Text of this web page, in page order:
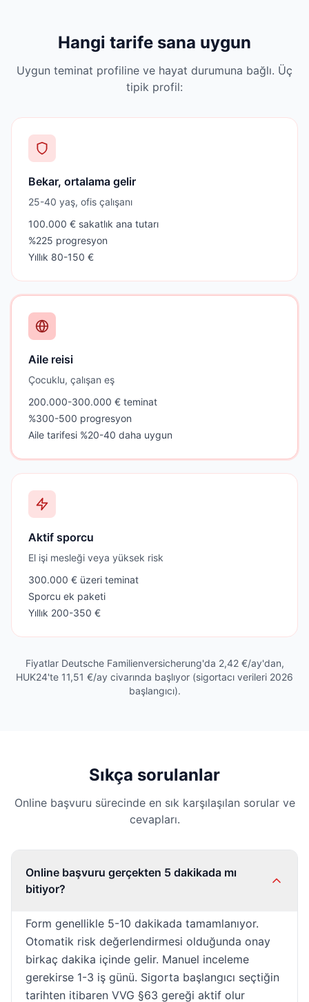
Hangi tarife sana uygun
Uygun teminat profiline ve hayat durumuna bağlı. Üç
tipik profil:
Bekar, ortalama gelir
25-40 yaş, ofis çalışanı
100.000 € sakatlık ana tutarı
%225 progresyon
Yıllık 80-150 €
Aile reisi
Çocuklu, çalışan eş
200.000-300.000 € teminat
%300-500 progresyon
Aile tarifesi %20-40 daha uygun
Aktif sporcu
El işi mesleği veya yüksek risk
300.000 € üzeri teminat
Sporcu ek paketi
Yıllık 200-350 €
Fiyatlar Deutsche Familienversicherung'da 2,42 €/ay'dan,
HUK24'te 11,51 €/ay civarında başlıyor (sigortacı verileri 2026
başlangıcı).
Sıkça sorulanlar
Online başvuru sürecinde en sık karşılaşılan sorular ve
cevapları.
Online başvuru gerçekten 5 dakikada mı
bitiyor?
Form genellikle 5-10 dakikada tamamlanıyor.
Otomatik risk değerlendirmesi olduğunda onay
birkaç dakika içinde gelir. Manuel inceleme
gerekirse 1-3 iş günü. Sigorta başlangıcı seçtiğin
tarihten itibaren VVG §63 gereği aktif olur